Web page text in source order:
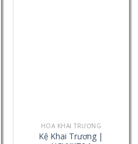
HOA KHAI TRƯƠNG
Kệ Khai Trương |